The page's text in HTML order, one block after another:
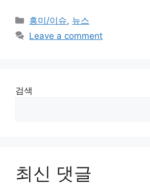
Categories
흥미/이슈, 뉴스
Leave a comment
검색
최신 댓글